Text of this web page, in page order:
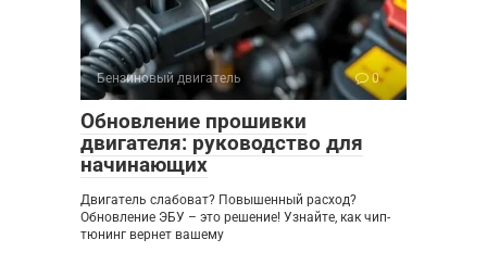
Бензиновый двигатель 0
Обновление прошивки
двигателя: руководство для
начинающих
Двигатель слабоват? Повышенный расход?
Обновление ЭБУ – это решение! Узнайте, как чип-
тюнинг вернет вашему